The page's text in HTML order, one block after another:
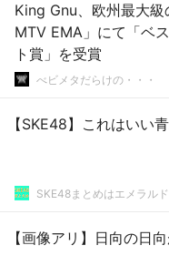
King Gnu、欧州最大
MTV EMA」にて「ベ
ト賞」を受賞
べビメタだらけの・・・
【SKE48】これはいい
SKE48まとめはエメラルド
【画像アリ】日向の日